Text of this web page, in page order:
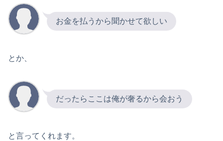
お金を払うから聞かせて欲しい
とか、
だったらここは俺が奢るから会おう
と言ってくれます。